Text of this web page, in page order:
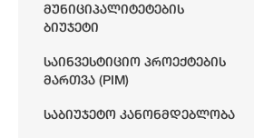
Მუნიციპალიტეტების
Ბიუჯეტი
Საინვესტიციო Პროექტების
Მართვა (PIM)
Საბიუჯეტო Კანონმდებლობა